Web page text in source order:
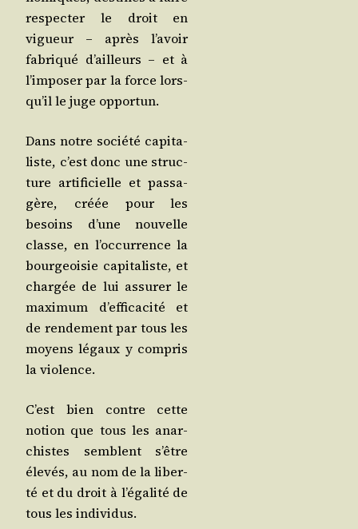
res­pec­ter le droit en
vigueur – après l’a­voir
fabri­qué d’ailleurs – et à
l’im­po­ser par la force lors­
qu’il le juge opportun.
Dans notre socié­té capi­ta­
liste, c’est donc une struc­
ture arti­fi­cielle et pas­sa­
gère, créée pour les
besoins d’une nou­velle
classe, en l’oc­cur­rence la
bour­geoi­sie capi­ta­liste, et
char­gée de lui assu­rer le
maxi­mum d’ef­fi­ca­ci­té et
de ren­de­ment par tous les
moyens légaux y com­pris
la violence.
C’est bien contre cette
notion que tous les anar­
chistes semblent s’être
éle­vés, au nom de la liber­
té et du droit à l’é­ga­li­té de
tous les individus.